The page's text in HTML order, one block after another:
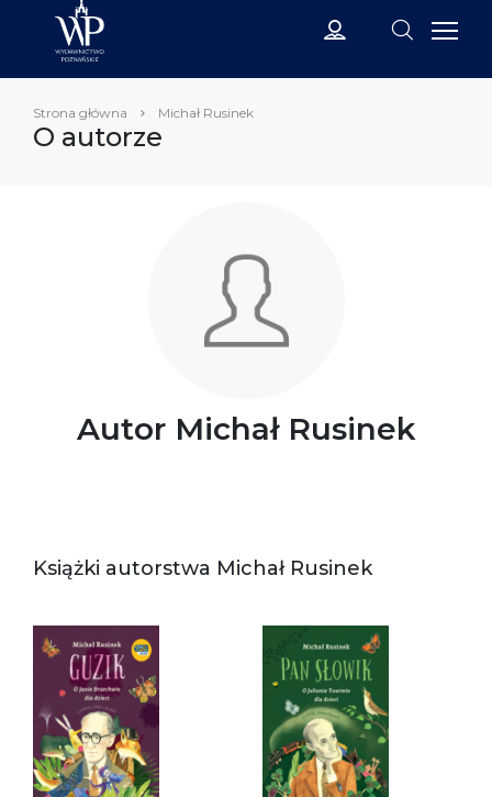
Strona główna Michał Rusinek
O autorze
Autor Michał Rusinek
Książki autorstwa Michał Rusinek